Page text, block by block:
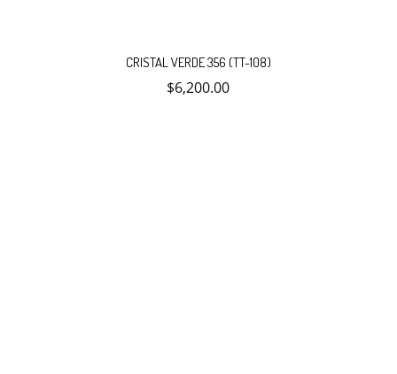
CRISTAL VERDE 356 (TT-108)
$6,200.00